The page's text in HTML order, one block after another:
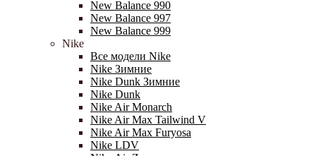
New Balance 990
New Balance 997
New Balance 999
Nike
Все модели Nike
Nike Зимние
Nike Dunk Зимние
Nike Dunk
Nike Air Monarch
Nike Air Max Tailwind V
Nike Air Max Furyosa
Nike LDV